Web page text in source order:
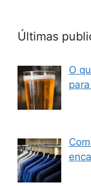
Últimas
O